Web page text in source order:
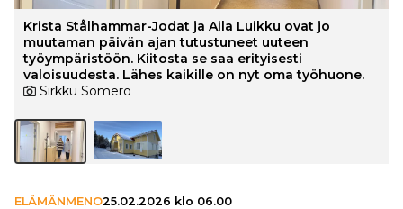
Krista Stålhammar-Jodat ja Aila Luikku ovat jo
muutaman päivän ajan tutustuneet uuteen
työympäristöön. Kiitosta se saa erityisesti
valoisuudesta. Lähes kaikille on nyt oma työhuone.
Sirkku Somero
ELÄMÄNMENO25.02.2026 klo 06.00